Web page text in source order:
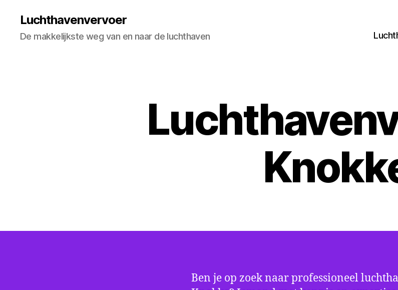
Luchthavenvervoer
De makkelijkste weg van en naar de luchthaven
Ben je op zoek naar professioneel